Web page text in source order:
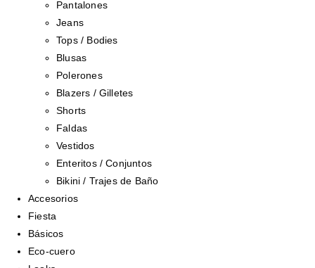
Pantalones
Jeans
Tops / Bodies
Blusas
Polerones
Blazers / Gilletes
Shorts
Faldas
Vestidos
Enteritos / Conjuntos
Bikini / Trajes de Baño
Accesorios
Fiesta
Básicos
Eco-cuero